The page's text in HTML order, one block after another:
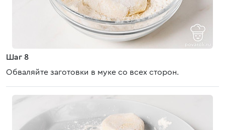
Шаг 8
Обваляйте заготовки в муке со всех сторон.